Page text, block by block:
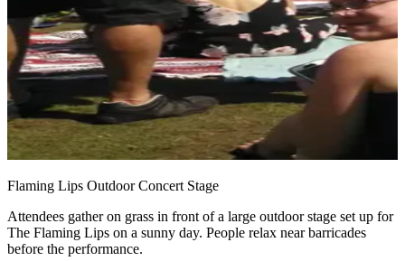
Flaming Lips Outdoor Concert Stage
Attendees gather on grass in front of a large outdoor stage set up for
The Flaming Lips on a sunny day. People relax near barricades
before the performance.